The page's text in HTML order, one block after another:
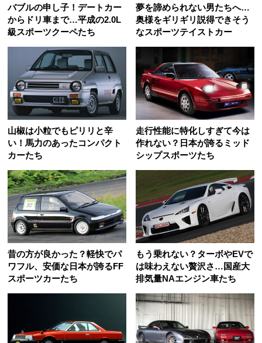
バブルの申し子！デートカー
からドリ車まで…平成の2.0L
級スポーツクーペたち
夢を諦められない男たちへ…
奥様をギリギリ説得できそう
なスポーツテイストカー
山椒は小粒でもピリリと辛
い！馬力のあったコンパクト
カーたち
走行性能に特化しすぎて今は
作れない？日本が誇るミッド
シップスポーツたち
昔の方が良かった？軽快でパ
ワフル、安価な日本が誇るFF
スポーツカーたち
もう乗れない？ターボやEVで
は味わえない贅沢さ…国産大
排気量NAエンジン車たち